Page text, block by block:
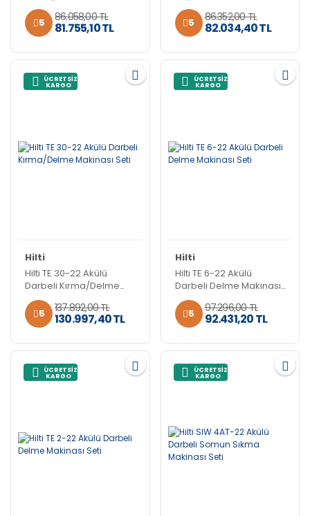
5 86.058,00 TL
81.755,10 TL 5 86.352,00 TL
82.034,40 TL
ÜCRETSİZ
KARGO
Hilti
Hilti TE 30-22 Akülü
Darbeli Kırma/Delme
Makinası Seti
5
137.892,00 TL
130.997,40 TL
ÜCRETSİZ
KARGO
Hilti
Hilti TE 6-22 Akülü
Darbeli Delme Makinası
Seti
5
97.296,00 TL
92.431,20 TL
ÜCRETSİZ
KARGO
ÜCRETSİZ
KARGO